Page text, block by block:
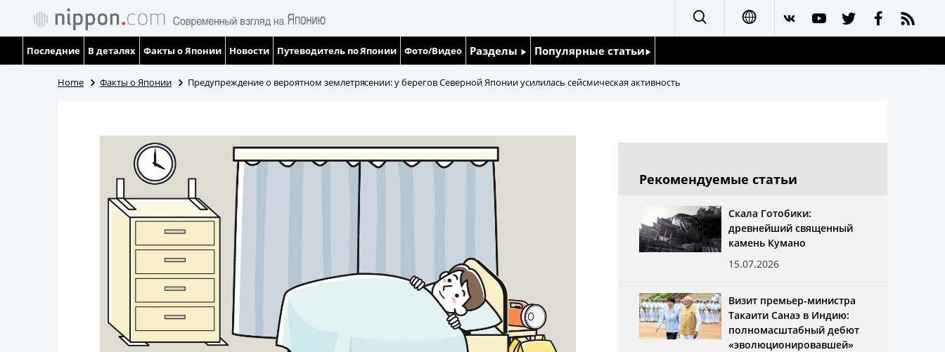
Español
العربية
Последние В деталях Факты о Японии Новости Путеводитель по Японии Фото/Видео Разделы
Люди
Политика
Экономика
Общество
Культура
Жизнь
Технологии
Популярные статьи
Японский язык
Home Факты о Японии Предупреждение о вероятном землетрясении: у берегов Северной Японии усилилась сейсмическая активность
Рекомендуемые статьи
Скала Готобики:
древнейший священный
камень Кумано
15.07.2026
Визит премьер-министра
Такаити Санаэ в Индию:
полномасштабный дебют
«эволюционировавшей»